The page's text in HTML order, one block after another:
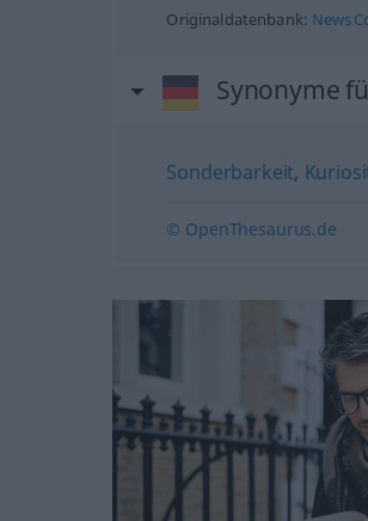
Originaldatenbank: News
Synonyme
Sonderbarkeit,
© OpenThesaurus.de